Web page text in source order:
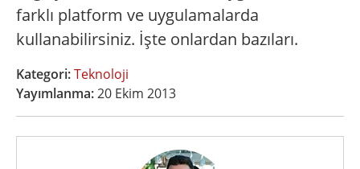
farklı platform ve uygulamalarda
kullanabilirsiniz. İşte onlardan bazıları.
Kategori:Teknoloji
Yayımlanma:20 Ekim 2013